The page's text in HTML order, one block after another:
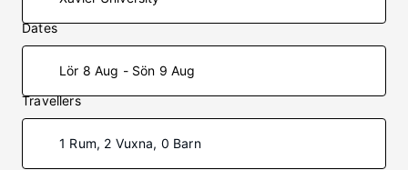
Dates
Lör 8 Aug - Sön 9 Aug
Travellers
1 Rum, 2 Vuxna, 0 Barn